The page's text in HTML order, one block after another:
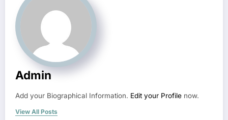
Admin
Add your Biographical Information. Edit your Profile now.
View All Posts